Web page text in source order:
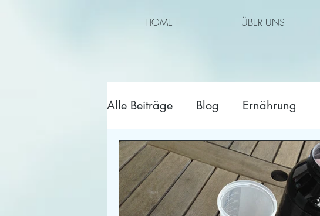
HOME ÜBER UNS
Alle Beiträge Blog Ernährung
Wettkampf